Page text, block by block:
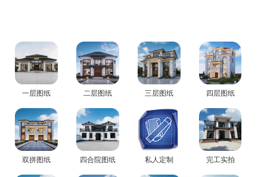
一层图纸 二层图纸 三层图纸 四层图纸
双拼图纸 四合院图纸 私人定制 完工实拍